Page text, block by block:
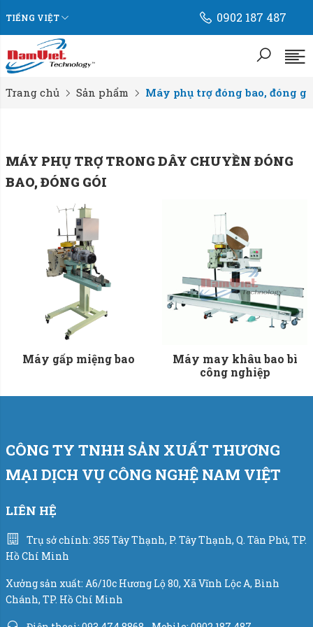
TIẾNG VIỆT 0902 187 487
Trang chủ Sản phẩm Máy phụ trợ đóng bao, đóng
MÁY PHỤ TRỢ TRONG DÂY CHUYỀN ĐÓNG
BAO, ĐÓNG GÓI
Máy gấp miệng bao
Máy may khâu bao bì
công nghiệp
CÔNG TY TNHH SẢN XUẤT THƯƠNG
MẠI DỊCH VỤ CÔNG NGHỆ NAM VIỆT
LIÊN HỆ
Trụ sở chính: 355 Tây Thạnh, P. Tây Thạnh, Q. Tân Phú, TP.
Hồ Chí Minh
Xưởng sản xuất: A6/10c Hương Lộ 80, Xã Vĩnh Lộc A, Bình
Chánh, TP. Hồ Chí Minh